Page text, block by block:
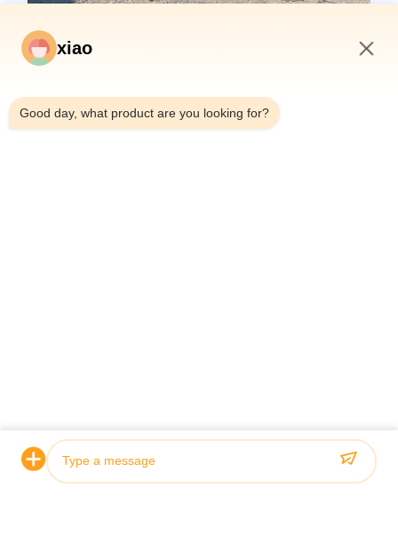
Silinder hidrolik kami memenuhi standar kualitas yang ketat
dan disertifikasi oleh lembaga klasifikasi terkemuka termasuk
xiao
Good day, what product are you looking for?